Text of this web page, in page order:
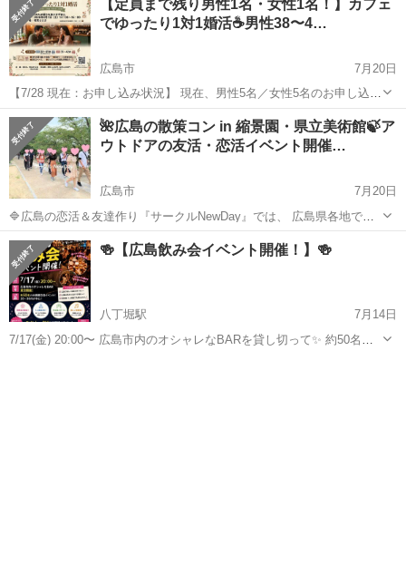
【定員まで残り男性1名・女性1名！】カフェ
でゆったり1対1婚活☕️男性38〜4…
広島市
7月20日
【7/28 現在：お申し込み状況】 現在、男性5名／女性5名のお申し込み
をいただいております！ 定員（各6名）までは【男性あと1名・女性あ
と1名】となっております。定員に達し次第締め切りますので、検討中
の方はお早めにお申し...
広島 広島市 パーティー
🌺広島の散策コン in 縮景園・県立美術館🍃ア
ウトドアの友活・恋活イベント開催…
広島市
7月20日
🔷広島の恋活＆友達作り『サークルNewDay』では、 広島県各地でア
ウトドア散策＆各種パーティーを開催しています。🔷 🌸今回は沢山の
散策スポットもある縮景園～広島県立美術館～広島城公園でアットホ
ームな散歩パーティ...
広島 広島市 パーティー サークル
🍻【広島飲み会イベント開催！】🍻
八丁堀駅
7月14日
7/17(金) 20:00〜 広島市内のオシャレなBARを貸し切って✨ 約50名の